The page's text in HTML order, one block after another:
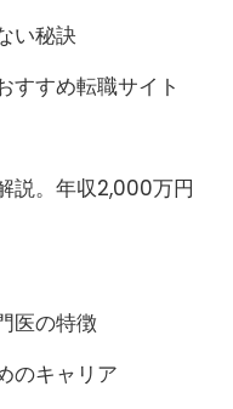
い秘訣
すすめ転職サイト
説。年収2,000万円
医の特徴
のキャリア